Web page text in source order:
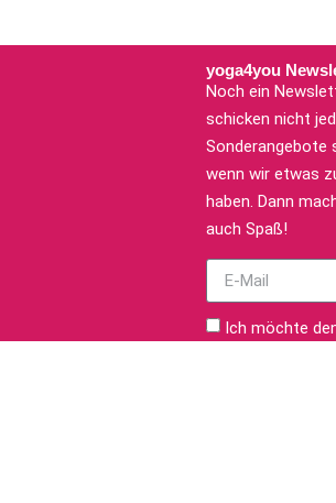
yoga4you
Noch ein
schicken nicht
Sonderangebote
wenn wir etwas
haben. Dann
auch Spaß!
Ich möchte